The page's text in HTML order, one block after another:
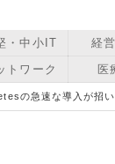
・中小IT 経
トワーク 医
の急速な導入が招